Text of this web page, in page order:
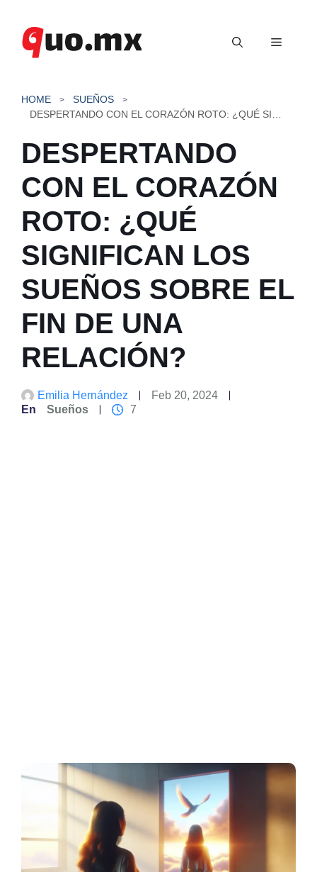
contenido
Menú
HOME
SUEÑOS
DESPERTANDO
CON EL CORAZÓN
ROTO: ¿QUÉ
SIGNIFICAN LOS
SUEÑOS SOBRE EL
FIN DE UNA
RELACIÓN?
Emilia Hernández
Feb 20, 2024
En
Sueños 7